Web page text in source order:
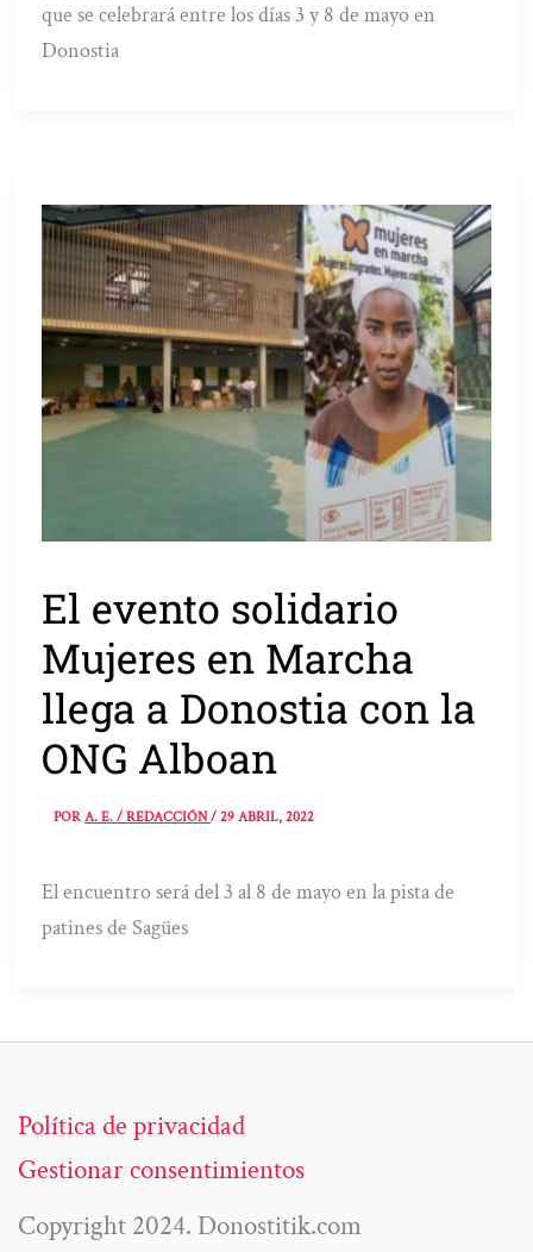
que se celebrará entre los días 3 y 8 de mayo en
Donostia
El evento solidario
Mujeres en Marcha
llega a Donostia con la
ONG Alboan
PORA. E. / REDACCIÓN/29 ABRIL, 2022
El encuentro será del 3 al 8 de mayo en la pista de
patines de Sagües
Política de privacidad
Gestionar consentimientos
Copyright 2024. Donostitik.com